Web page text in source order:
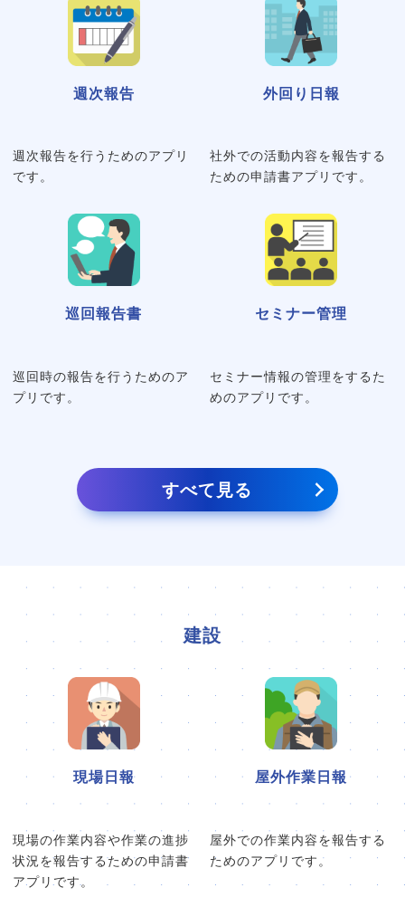
週次報告
週次報告を行うためのアプリ
です。
外回り日報
社外での活動内容を報告する
ための申請書アプリです。
巡回報告書
巡回時の報告を行うためのア
プリです。
セミナー管理
セミナー情報の管理をするた
めのアプリです。
すべて見る
建設
現場日報
現場の作業内容や作業の進捗
状況を報告するための申請書
アプリです。
屋外作業日報
屋外での作業内容を報告する
ためのアプリです。